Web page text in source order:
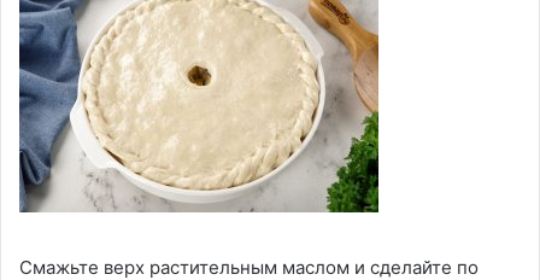
Смажьте верх растительным маслом и сделайте по